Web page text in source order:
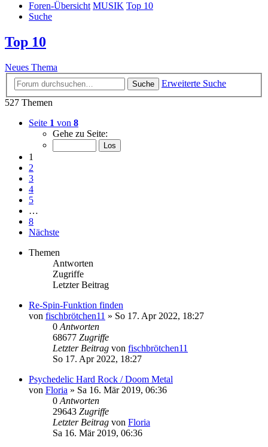
Foren-Übersicht MUSIK Top 10
Suche
Top 10
Neues Thema
Suche
Erweiterte Suche
527 Themen
Seite 1 von 8
Gehe zu Seite:
1
2
3
4
5
…
8
Nächste
Themen
Antworten
Zugriffe
Letzter Beitrag
Re-Spin-Funktion finden
von fischbrötchen11 » So 17. Apr 2022, 18:27
0 Antworten
68677 Zugriffe
Letzter Beitrag von fischbrötchen11
So 17. Apr 2022, 18:27
Psychedelic Hard Rock / Doom Metal
von Floria » Sa 16. Mär 2019, 06:36
0 Antworten
29643 Zugriffe
Letzter Beitrag von Floria
Sa 16. Mär 2019, 06:36